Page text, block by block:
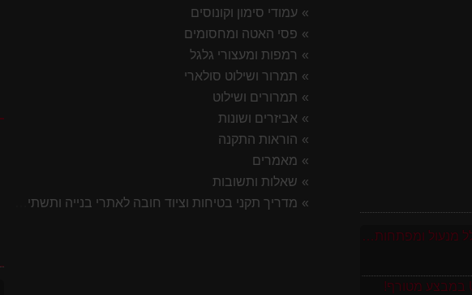
מחסום חניה פרטי כולל מנעול ומפתחות גובה 70 ס"מ
עמודי סימון וקונוסים
פסי האטה ומחסומים
רמפות ומעצורי גלגל
תמרור ושילוט סולארי
תמרורים ושילוט
אביזרים ושונות
הוראות התקנה
מאמרים
שאלות ותשובות
מדריך תקני בטיחות וציוד חובה לאתרי בנייה ותשתית 2026